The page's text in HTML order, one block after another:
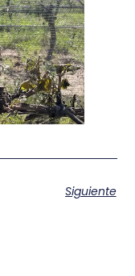
Siguiente